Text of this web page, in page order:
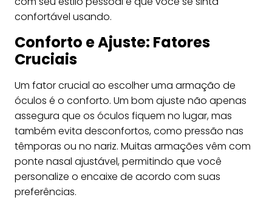
confortável usando.
Conforto e Ajuste: Fatores
Cruciais
Um fator crucial ao escolher uma armação de
óculos é o conforto. Um bom ajuste não apenas
assegura que os óculos fiquem no lugar, mas
também evita desconfortos, como pressão nas
têmporas ou no nariz. Muitas armações vêm com
ponte nasal ajustável, permitindo que você
personalize o encaixe de acordo com suas
preferências.